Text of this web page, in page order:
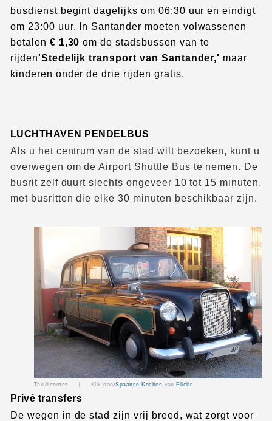
busdienst begint dagelijks om 06:30 uur en eindigt
om 23:00 uur. In Santander moeten volwassenen
betalen € 1,30 om de stadsbussen van te
rijden'Stedelijk transport van Santander,' maar
kinderen onder de drie rijden gratis.
LUCHTHAVEN PENDELBUS
Als u het centrum van de stad wilt bezoeken, kunt u
overwegen om de Airport Shuttle Bus te nemen. De
busrit zelf duurt slechts ongeveer 10 tot 15 minuten,
met busritten die elke 30 minuten beschikbaar zijn.
Taxidiensten Klik doorSpaanse Koches van Flickr
Privé transfers
De wegen in de stad zijn vrij breed, wat zorgt voor